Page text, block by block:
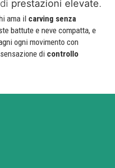
prestazioni elevate.
ama il carving senza
battute e neve compatta, e
ogni movimento con
di controllo